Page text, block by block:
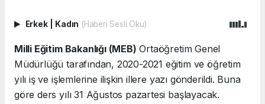
Erkek Kadın (Haberi Sesli Oku)
Milli Eğitim Bakanlığı (MEB) Ortaöğretim Genel
Müdürlüğü tarafından, 2020-2021 eğitim ve öğretim
yılı iş ve işlemlerine ilişkin illere yazı gönderildi. Buna
göre ders yılı 31 Ağustos pazartesi başlayacak.